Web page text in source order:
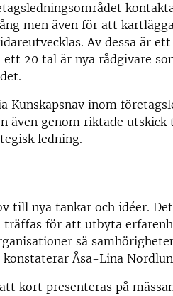
men även för att
Av dessa är
20 tal är nya rådgivare
inom
även genom riktade
ledning.
till nya tankar och idéer.
för att utbyta
så
Åsa-Lina
kort presenteras på